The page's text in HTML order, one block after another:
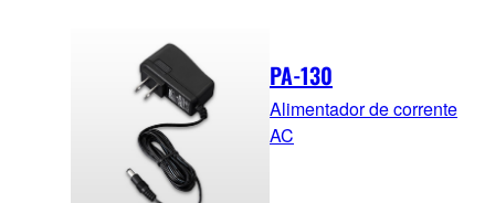
PA-130
Alimentador de corrente
AC